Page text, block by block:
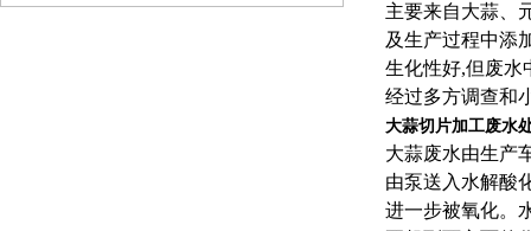
主要来自大蒜、
及生产过程中添
生化性好,但废水
经过多方调查和
大蒜切片加工废水
大蒜废水由生产
由泵送入水解酸
进一步被氧化。